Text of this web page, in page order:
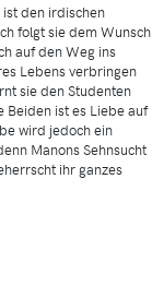
ist den irdischen
folgt sie dem Wunsch
auf den Weg ins
Lebens verbringen
sie den Studenten
Beiden ist es Liebe auf
wird jedoch ein
Manons Sehnsucht
ihr ganzes